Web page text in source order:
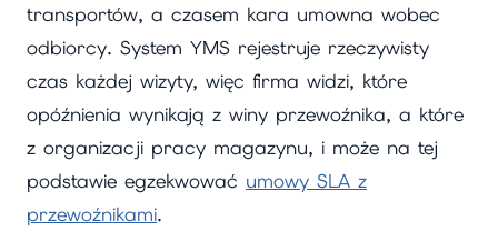
transportów, a czasem kara umowna wobec
odbiorcy. System YMS rejestruje rzeczywisty
czas każdej wizyty, więc firma widzi, które
opóźnienia wynikają z winy przewoźnika, a które
z organizacji pracy magazynu, i może na tej
podstawie egzekwować umowy SLA z
przewoźnikami.